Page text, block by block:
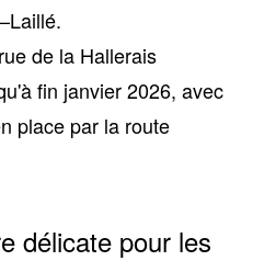
de la Hallerais
fin janvier 2026, avec
place par la route
délicate pour les